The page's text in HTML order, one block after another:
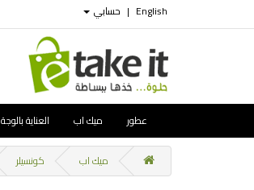
English
| حسابي
عطور ميك اب العناية بالوجة
ميك اب كونسيلر